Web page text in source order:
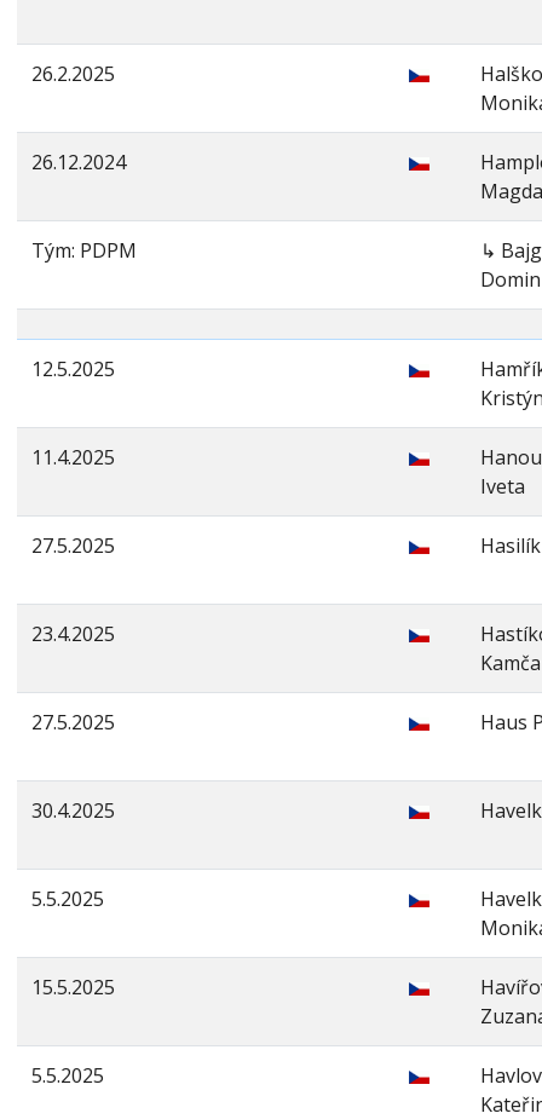
26.2.2025
26.12.2024
Tým: PDPM
↳
12.5.2025
11.4.2025
Iveta
27.5.2025
23.4.2025
Kamča
27.5.2025 Haus
30.4.2025
5.5.2025
15.5.2025
5.5.2025